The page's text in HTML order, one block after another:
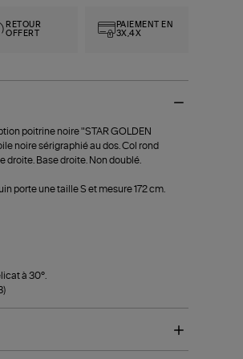
RETOUR
OFFERT
PAIEMENT EN
3X,4X
poitrine noire "STAR GOLDEN
noire sérigraphié au dos. Col rond
Base droite. Non doublé.
porte une taille S et mesure 172 cm.
à 30°.